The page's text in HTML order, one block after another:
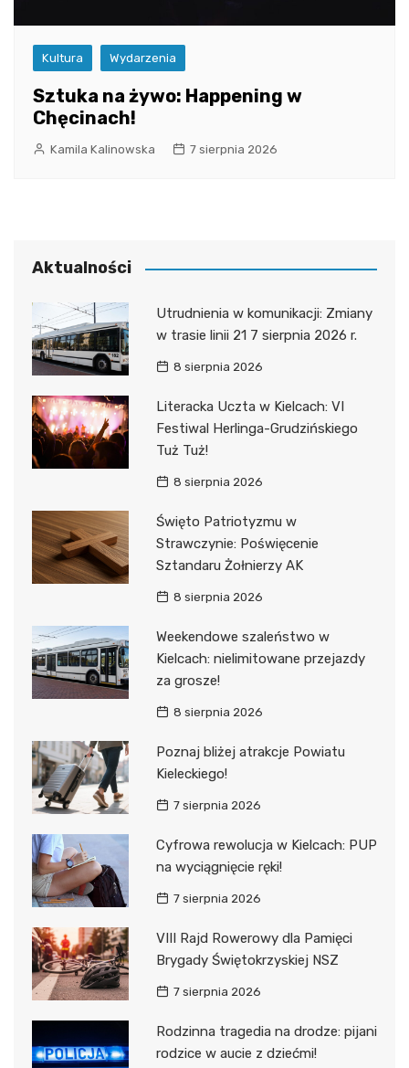
Kultura Wydarzenia
Sztuka na żywo: Happening w
Chęcinach!
Kamila Kalinowska 7 sierpnia 2026
Aktualności
Utrudnienia w komunikacji: Zmiany
w trasie linii 21 7 sierpnia 2026 r.
8 sierpnia 2026
Literacka Uczta w Kielcach: VI
Festiwal Herlinga-Grudzińskiego
Tuż Tuż!
8 sierpnia 2026
Święto Patriotyzmu w
Strawczynie: Poświęcenie
Sztandaru Żołnierzy AK
8 sierpnia 2026
Weekendowe szaleństwo w
Kielcach: nielimitowane przejazdy
za grosze!
8 sierpnia 2026
Poznaj bliżej atrakcje Powiatu
Kieleckiego!
7 sierpnia 2026
Cyfrowa rewolucja w Kielcach: PUP
na wyciągnięcie ręki!
7 sierpnia 2026
VIII Rajd Rowerowy dla Pamięci
Brygady Świętokrzyskiej NSZ
7 sierpnia 2026
Rodzinna tragedia na drodze: pijani
rodzice w aucie z dziećmi!